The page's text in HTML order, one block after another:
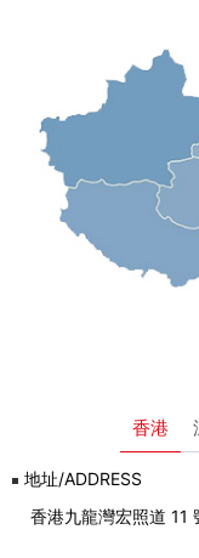
香港
地址/ADDRESS
香港九龍灣宏照道 11